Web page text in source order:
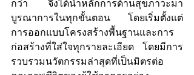
กว่า จึงได้นำหลักการด้านสุขภาวะมา
บูรณาการในทุกขั้นตอน โดยเริ่มตั้งแต่
การออกแบบโครงสร้างพื้นฐานและการ
ก่อสร้างที่ใส่ใจทุกรายละเอียด โดยมีการ
รวบรวมนวัตกรรมล่าสุดที่เป็นมิตรต่อ